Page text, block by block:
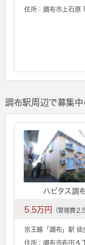
住所：調布市上石原
調布駅周辺で募集
ハビタス調
5.5万円 （管理費
京王線「 調布」駅 徒
住所：調布市布田４